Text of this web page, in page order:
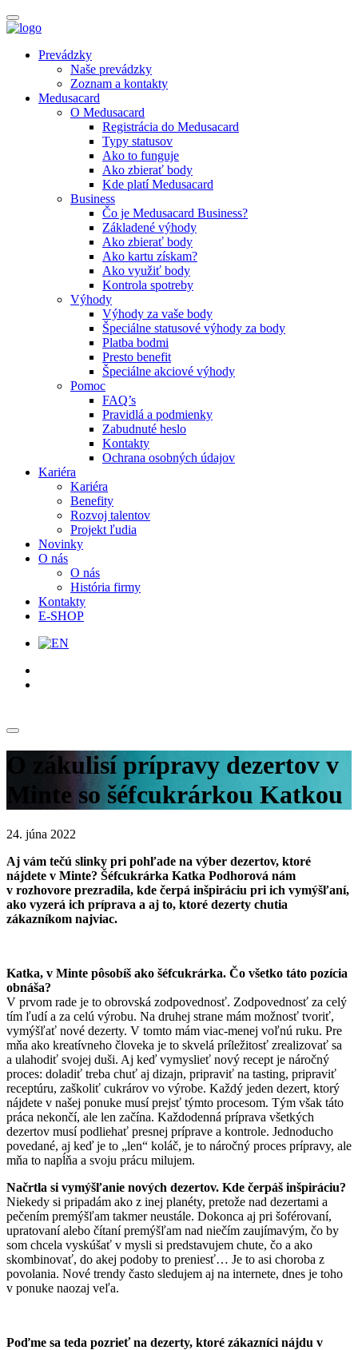
Prevádzky
Naše prevádzky
Zoznam a kontakty
Medusacard
O Medusacard
Registrácia do Medusacard
Typy statusov
Ako to funguje
Ako zbierať body
Kde platí Medusacard
Business
Čo je Medusacard Business?
Základené výhody
Ako zbierať body
Ako kartu získam?
Ako využiť body
Kontrola spotreby
Výhody
Výhody za vaše body
Špeciálne statusové výhody za body
Platba bodmi
Presto benefit
Špeciálne akciové výhody
Pomoc
FAQ’s
Pravidlá a podmienky
Zabudnuté heslo
Kontakty
Ochrana osobných údajov
Kariéra
Kariéra
Benefity
Rozvoj talentov
Projekt ľudia
Novinky
O nás
O nás
História firmy
Kontakty
E-SHOP
O zákulisí prípravy dezertov v
Minte so šéfcukrárkou Katkou
24. júna 2022
Aj vám tečú slinky pri pohľade na výber dezertov, ktoré
nájdete v Minte? Šéfcukrárka Katka Podhorová nám
v rozhovore prezradila, kde čerpá inšpiráciu pri ich vymýšľaní,
ako vyzerá ich príprava a aj to, ktoré dezerty chutia
zákazníkom najviac.
Katka, v Minte pôsobíš ako šéfcukrárka. Čo všetko táto pozícia
obnáša?
V prvom rade je to obrovská zodpovednosť. Zodpovednosť za celý
tím ľudí a za celú výrobu. Na druhej strane mám možnosť tvoriť,
vymýšľať nové dezerty. V tomto mám viac-menej voľnú ruku. Pre
mňa ako kreatívneho človeka je to skvelá príležitosť zrealizovať sa
a ulahodiť svojej duši. Aj keď vymyslieť nový recept je náročný
proces: doladiť treba chuť aj dizajn, pripraviť na tasting, pripraviť
receptúru, zaškoliť cukrárov vo výrobe. Každý jeden dezert, ktorý
nájdete v našej ponuke musí prejsť týmto procesom. Tým však táto
práca nekončí, ale len začína. Každodenná príprava všetkých
dezertov musí podliehať presnej príprave a kontrole. Jednoducho
povedané, aj keď je to „len“ koláč, je to náročný proces prípravy, ale
mňa to napĺňa a svoju prácu milujem.
Načrtla si vymýšľanie nových dezertov. Kde čerpáš inšpiráciu?
Niekedy si pripadám ako z inej planéty, pretože nad dezertami a
pečením premýšľam takmer neustále. Dokonca aj pri šoférovaní,
upratovaní alebo čítaní premýšľam nad niečím zaujímavým, čo by
som chcela vyskúšať v mysli si predstavujem chute, čo a ako
skombinovať, do akej podoby to preniesť… Je to asi choroba z
povolania. Nové trendy často sledujem aj na internete, dnes je toho
v ponuke naozaj veľa.
Poďme sa teda pozrieť na dezerty, ktoré zákazníci nájdu v